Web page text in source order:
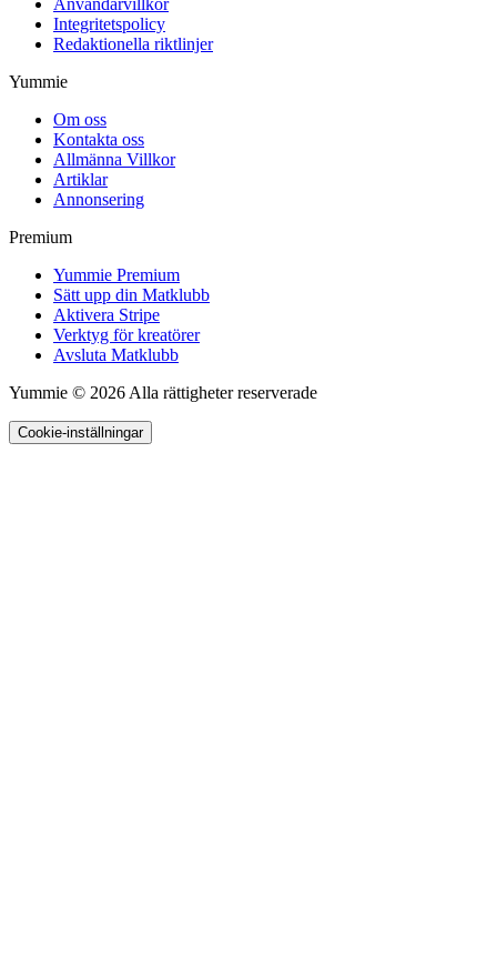
Användarvillkor
Integritetspolicy
Redaktionella riktlinjer
Yummie
Om oss
Kontakta oss
Allmänna Villkor
Artiklar
Annonsering
Premium
Yummie Premium
Sätt upp din Matklubb
Aktivera Stripe
Verktyg för kreatörer
Avsluta Matklubb
Yummie © 2026 Alla rättigheter reserverade
Cookie-inställningar